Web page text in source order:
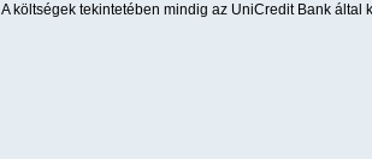
A költségek tekintetében mindig az UniCredit Bank által